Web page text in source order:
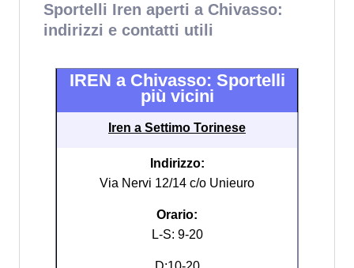
Sportelli Iren aperti a Chivasso:
indirizzi e contatti utili
IREN a Chivasso: Sportelli
più vicini
Iren a Settimo Torinese
Indirizzo:
Via Nervi 12/14 c/o Unieuro
Orario:
L-S: 9-20